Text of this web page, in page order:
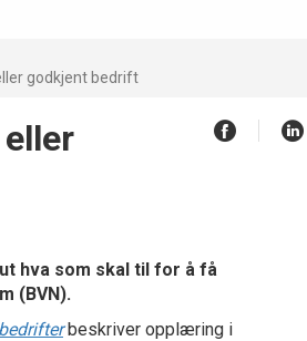
godkjent bedrift
hva som skal til for å få
(BVN).
beskriver opplæring i